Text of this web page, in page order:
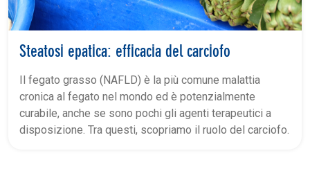
Steatosi epatica: efficacia del carciofo
Il fegato grasso (NAFLD) è la più comune malattia
cronica al fegato nel mondo ed è potenzialmente
curabile, anche se sono pochi gli agenti terapeutici a
disposizione. Tra questi, scopriamo il ruolo del carciofo.